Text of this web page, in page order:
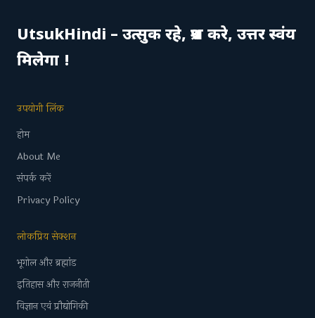
UtsukHindi – उत्सुक रहे, प्रश्न करे, उत्तर स्वंय
मिलेगा !
उपयोगी लिंक
होम
About Me
संपर्क करें
Privacy Policy
लोकप्रिय सेक्शन
भूगोल और ब्रह्मांड
इतिहास और राजनीती
विज्ञान एवं प्रौद्योगिकी